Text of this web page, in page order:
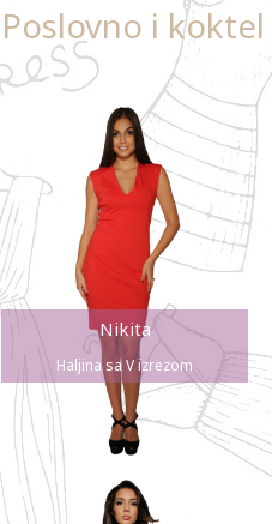
Poslovno i koktel
Nikita
Haljina sa V izrezom